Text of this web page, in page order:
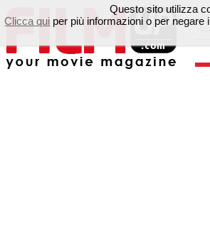
Questo sito utilizza
Clicca qui per più informazioni o per